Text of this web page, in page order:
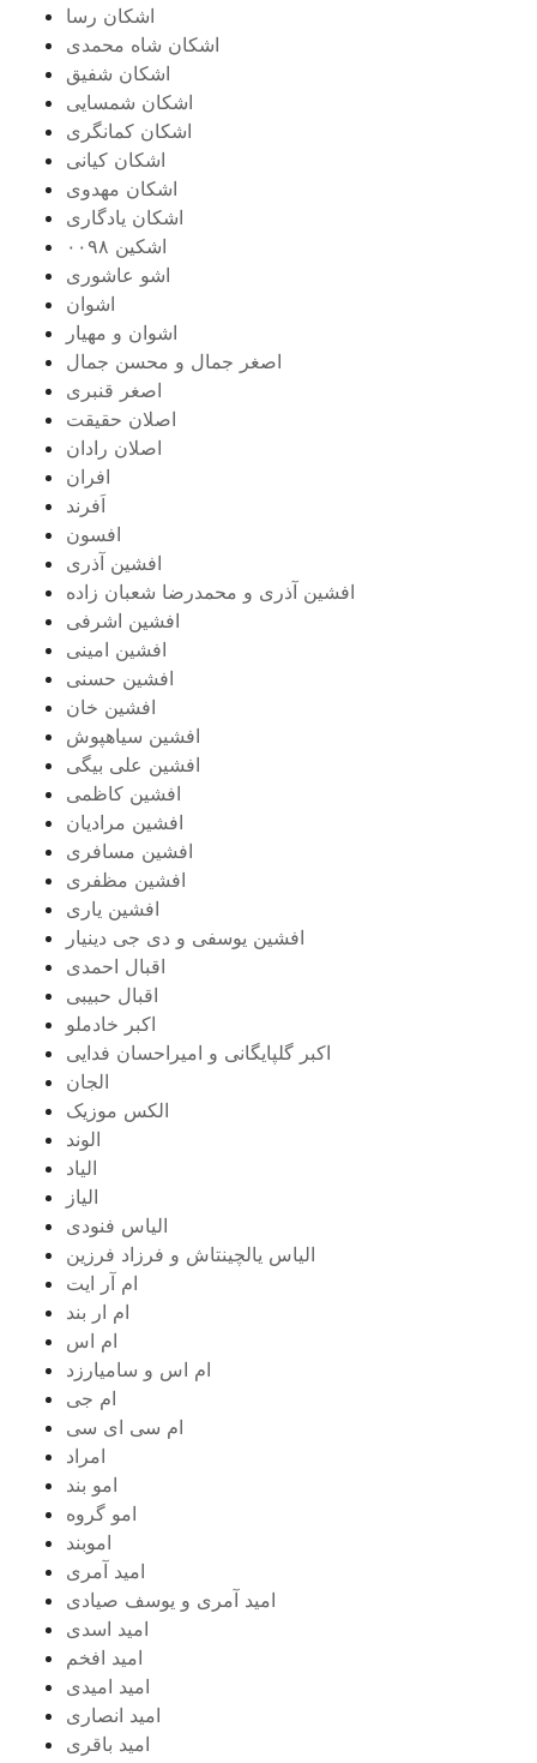
اشکان رسا
اشکان شاه محمدی
اشکان شفیق
اشکان شمسایی
اشکان‌ کمانگری
اشکان کیانی
اشکان مهدوی
اشکان یادگاری
اشکین ۰۰۹۸
اشو عاشوری
اشوان
اشوان و مهیار
اصغر جمال و محسن جمال
اصغر قنبری
اصلان حقیقت
اصلان رادان
افران
اَفرند
افسون
افشین آذری
افشین آذری و محمدرضا شعبان زاده
افشین اشرفی
افشین امینی
افشین حسنی
افشین خان
افشین سیاهپوش
افشین علی بیگی
افشین کاظمی
افشین مرادیان
افشین مسافری
افشین مظفری
افشین یاری
افشین یوسفی و دی جی دینیار
اقبال احمدی
اقبال حبیبی
اکبر خادملو
اکبر گلپایگانی و امیراحسان فدایی
الجان
الکس موزیک
الوند
الیاد
الیاز
الیاس فنودی
الیاس یالچینتاش و فرزاد فرزین
ام آر ایت
ام‌ ار بند
ام اس
ام اس و سامیارزد
ام جی
ام سی ای سی
امراد
امو بند
امو گروه
اموبند
امید آمری
امید آمری و یوسف صیادی
امید اسدی
امید افخم
امید امیدی
امید انصاری
امید باقری